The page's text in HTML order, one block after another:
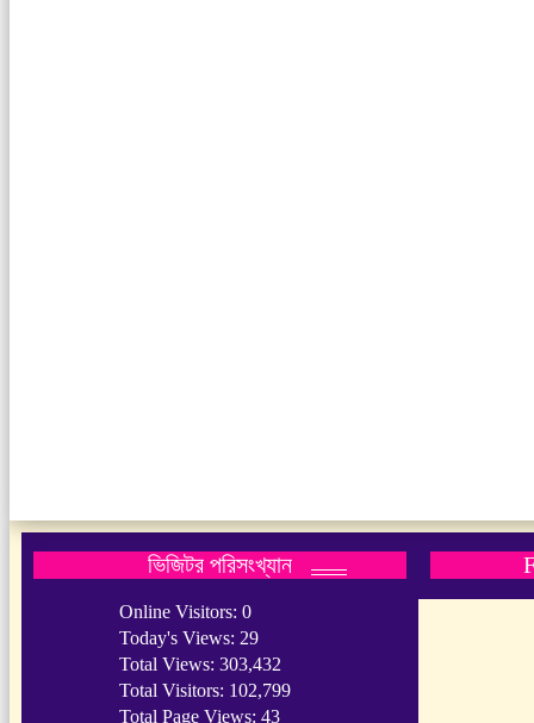
ভিজিটর পরিসংখ্যান
Online Visitors: 0
Today's Views: 29
Total Views: 303,432
Total Visitors: 102,799
Total Page Views: 43